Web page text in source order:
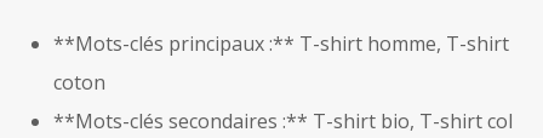
**Mots-clés principaux :** T-shirt homme, T-shirt
coton
**Mots-clés secondaires :** T-shirt bio, T-shirt col